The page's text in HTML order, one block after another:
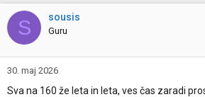
S sousis
Guru
30. maj 2026
Sva na 160 že leta in leta, ves čas zaradi